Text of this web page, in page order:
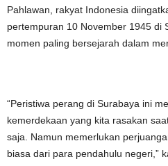
Pahlawan, rakyat Indonesia
pertempuran 10 November 1945 di
momen paling bersejarah dalam
“Peristiwa perang di Surabaya ini
kemerdekaan yang kita rasakan
saja. Namun memerlukan
biasa dari para pendahulu negeri,”